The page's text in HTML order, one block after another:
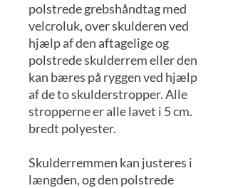
polstrede grebshåndtag med
velcroluk, over skulderen ved
hjælp af den aftagelige og
polstrede skulderrem eller den
kan bæres på ryggen ved hjælp
af de to skulderstropper. Alle
stropperne er alle lavet i 5 cm.
bredt polyester.
Skulderremmen kan justeres i
længden, og den polstrede